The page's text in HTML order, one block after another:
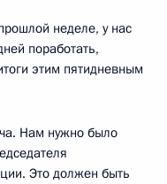
неделе, у нас
поработать,
этим пятидневным
Нам нужно было
Это должен быть